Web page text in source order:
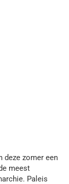
deze zomer een
meest
Paleis